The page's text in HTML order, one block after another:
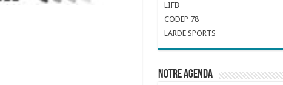
LIFB
CODEP 78
LARDE SPORTS
Notre Agenda